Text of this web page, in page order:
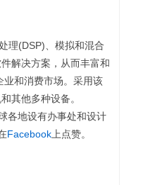
理(DSP)、模拟和混合
解决方案，从而丰富和
和消费市场。采用该
其他多种设备。
各地设有办事处和设计
Facebook 上点赞。